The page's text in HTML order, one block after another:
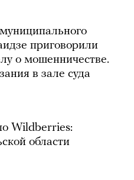
приговорили
о мошенничестве.
в зале суда
Wildberries:
области